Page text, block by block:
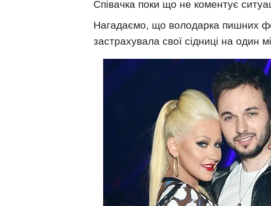
Співачка поки що не коментує
Нагадаємо, що володарка пишних
застрахувала свої сідниці на один